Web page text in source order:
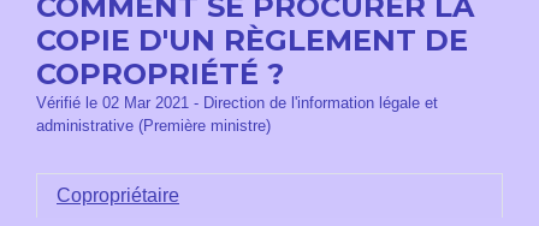
COPIE D'UN RÈGLEMENT DE
COPROPRIÉTÉ ?
Vérifié le 02 Mar 2021 - Direction de l'information légale et
administrative (Première ministre)
Copropriétaire